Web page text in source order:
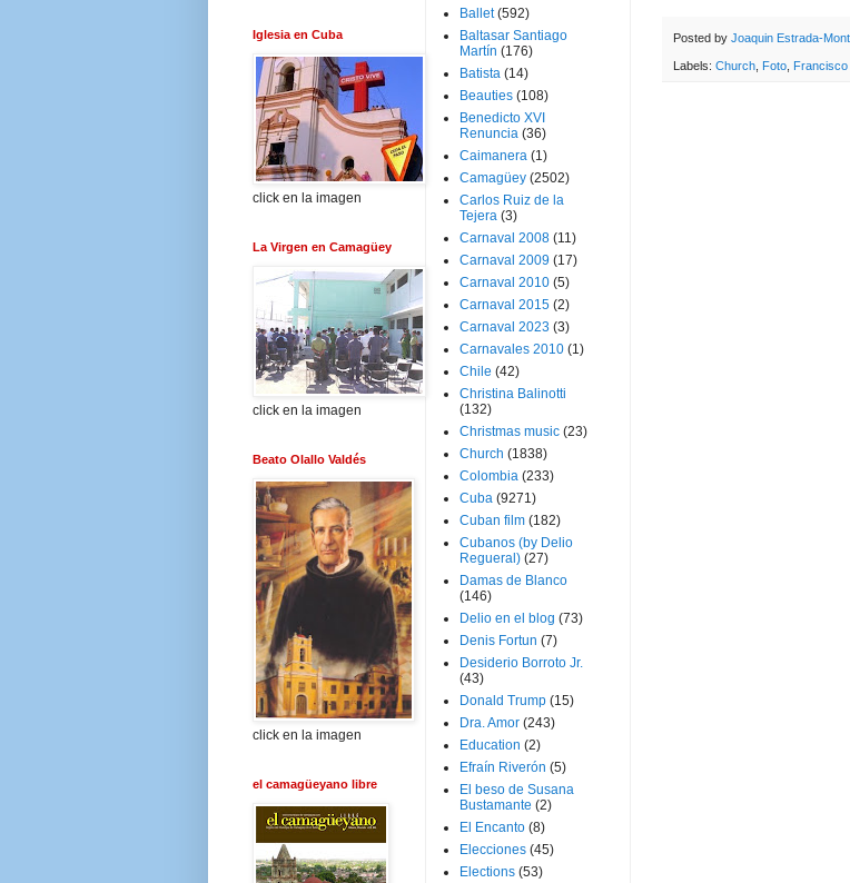
Posted by Joaquin Estrada-
Labels: Church Foto Francisco
Iglesia en Cuba
click en la imagen
La Virgen en Camagüey
click en la imagen
Beato Olallo Valdés
click en la imagen
el camagüeyano libre
Ballet (592)
Baltasar Santiago
Martín (176)
Batista (14)
Beauties (108)
Benedicto XVI
Renuncia (36)
Caimanera (1)
Camagüey (2502)
Carlos Ruiz de la
Tejera (3)
Carnaval 2008 (11)
Carnaval 2009 (17)
Carnaval 2010 (5)
Carnaval 2015 (2)
Carnaval 2023 (3)
Carnavales 2010 (1)
Chile (42)
Christina Balinotti
(132)
Christmas music (23)
Church (1838)
Colombia (233)
Cuba (9271)
Cuban film (182)
Cubanos (by Delio
Regueral) (27)
Damas de Blanco
(146)
Delio en el blog (73)
Denis Fortun (7)
Desiderio Borroto Jr.
(43)
Donald Trump (15)
Dra. Amor (243)
Education (2)
Efraín Riverón (5)
El beso de Susana
Bustamante (2)
El Encanto (8)
Elecciones (45)
Elections (53)